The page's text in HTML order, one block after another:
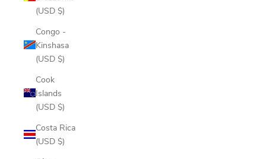
(USD $)
Congo -
Kinshasa
(USD $)
Cook
Islands
(USD $)
Costa Rica
(USD $)